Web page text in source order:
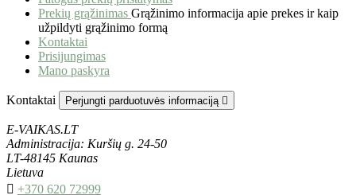
Prekių grąžinimas Grąžinimo informacija apie prekes ir kaip
užpildyti grąžinimo formą
Kontaktai
Prisijungimas
Mano paskyra
Kontaktai Perjungti parduotuvės informaciją 
E-VAIKAS.LT
Administracija: Kuršių g. 24-50
LT-48145 Kaunas
Lietuva
 +370 620 72999